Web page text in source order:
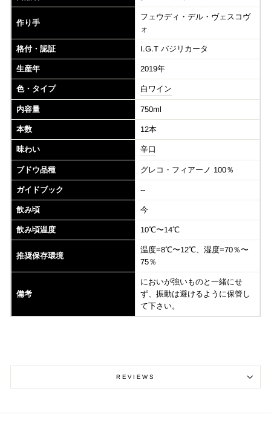
作り手
フェウディ・デル・ヴェスコヴ
ォ
格付・認証 I.G.T バジリカータ
生産年 2019年
色・タイプ 白ワイン
内容量 750ml
本数 12本
味わい 辛口
ブドウ品種 グレコ・フィアーノ 100％
ガイドブック --
飲み頃 今
飲み頃温度 10℃〜14℃
推奨保存環境
温度=8℃〜12℃、湿度=70％〜
75％
備考
においが強いものと一緒にせ
ず、振動は避けるように保管し
て下さい。
REVIEWS